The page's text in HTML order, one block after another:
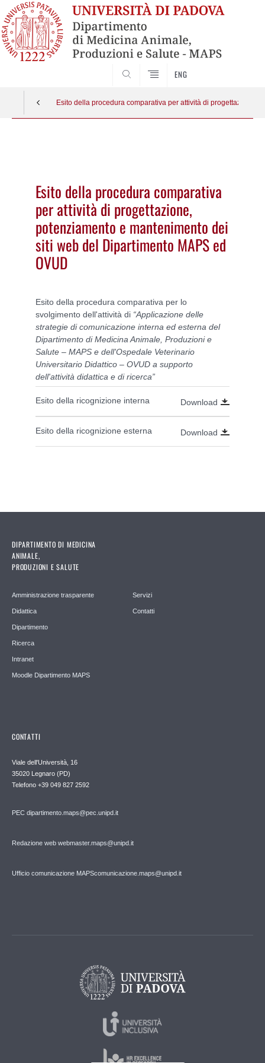
ENG
Esito della procedura comparativa per attività di progettazione,
Esito della procedura comparativa
per attività di progettazione,
potenziamento e mantenimento dei
siti web del Dipartimento MAPS ed
OVUD
Esito della procedura comparativa per lo
svolgimento dell'attività di “Applicazione delle
strategie di comunicazione interna ed esterna del
Dipartimento di Medicina Animale, Produzioni e
Salute – MAPS e dell'Ospedale Veterinario
Universitario Didattico – OVUD a supporto
dell'attività didattica e di ricerca”
Esito della ricognizione interna Download
Esito della ricognizione esterna Download
DIPARTIMENTO DI MEDICINA
ANIMALE,
PRODUZIONI E SALUTE
Amministrazione trasparente
Didattica
Dipartimento
Ricerca
Intranet
Moodle Dipartimento MAPS
Servizi
Contatti
CONTATTI
Viale dell'Università, 16
35020 Legnaro (PD)
Telefono +39 049 827 2592
PEC dipartimento.maps@pec.unipd.it
Redazione web webmaster.maps@unipd.it
Ufficio comunicazione MAPScomunicazione.maps@unipd.it